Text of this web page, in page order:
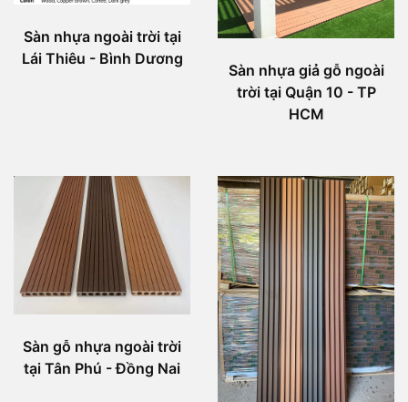
Sàn nhựa ngoài trời tại
Lái Thiêu - Bình Dương
Sàn nhựa giả gỗ ngoài
trời tại Quận 10 - TP
HCM
Sàn gỗ nhựa ngoài trời
tại Tân Phú - Đồng Nai